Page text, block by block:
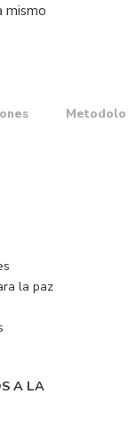
mismo
la paz
A LA